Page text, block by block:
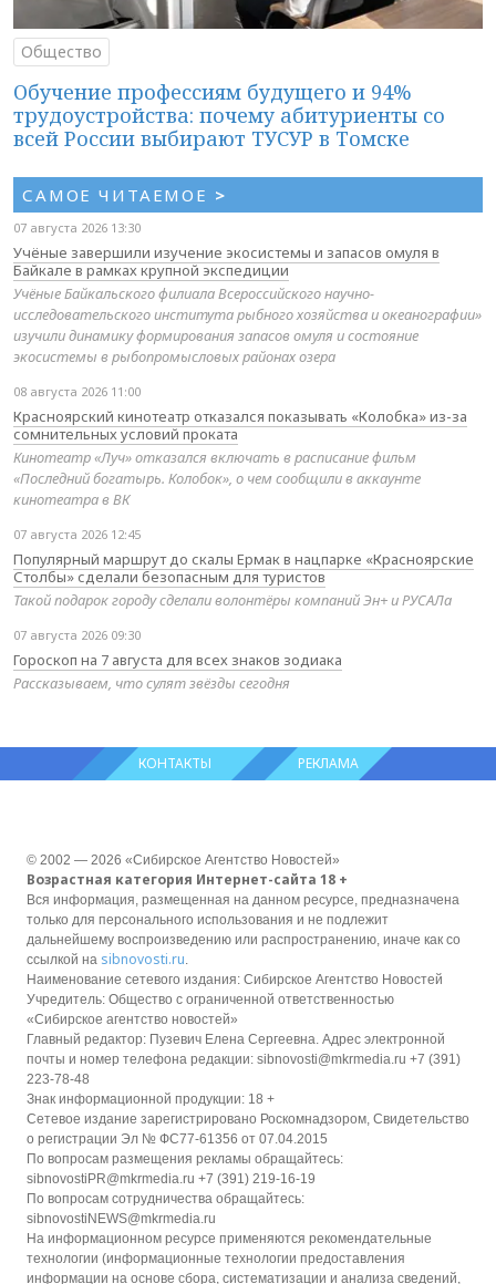
Общество
Обучение профессиям будущего и 94%
трудоустройства: почему абитуриенты со
всей России выбирают ТУСУР в Томске
САМОЕ ЧИТАЕМОЕ >
07 августа 2026 13:30
Учёные завершили изучение экосистемы и запасов омуля в
Байкале в рамках крупной экспедиции
Учёные Байкальского филиала Всероссийского научно-
исследовательского института рыбного хозяйства и океанографии»
изучили динамику формирования запасов омуля и состояние
экосистемы в рыбопромысловых районах озера
08 августа 2026 11:00
Красноярский кинотеатр отказался показывать «Колобка» из-за
сомнительных условий проката
Кинотеатр «Луч» отказался включать в расписание фильм
«Последний богатырь. Колобок», о чем сообщили в аккаунте
кинотеатра в ВК
07 августа 2026 12:45
Популярный маршрут до скалы Ермак в нацпарке «Красноярские
Столбы» сделали безопасным для туристов
Такой подарок городу сделали волонтёры компаний Эн+ и РУСАЛа
07 августа 2026 09:30
Гороскоп на 7 августа для всех знаков зодиака
Рассказываем, что сулят звёзды сегодня
КОНТАКТЫ РЕКЛАМА
© 2002 — 2026 «Сибирское Агентство Новостей»
Возрастная категория Интернет-сайта 18 +
Вся информация, размещенная на данном ресурсе, предназначена
только для персонального использования и не подлежит
дальнейшему воспроизведению или распространению, иначе как со
ссылкой на sibnovosti.ru.
Наименование сетевого издания: Сибирское Агентство Новостей
Учредитель: Общество с ограниченной ответственностью
«Сибирское агентство новостей»
Главный редактор: Пузевич Елена Сергеевна. Адрес электронной
почты и номер телефона редакции: sibnovosti@mkrmedia.ru +7 (391)
223-78-48
Знак информационной продукции: 18 +
Сетевое издание зарегистрировано Роскомнадзором, Свидетельство
о регистрации Эл № ФС77-61356 от 07.04.2015
По вопросам размещения рекламы обращайтесь:
sibnovostiPR@mkrmedia.ru +7 (391) 219-16-19
По вопросам сотрудничества обращайтесь:
sibnovostiNEWS@mkrmedia.ru
На информационном ресурсе применяются рекомендательные
технологии (информационные технологии предоставления
информации на основе сбора, систематизации и анализа сведений,